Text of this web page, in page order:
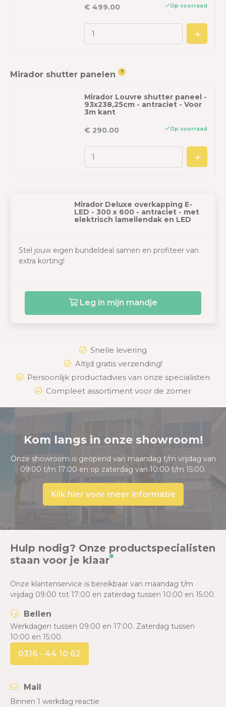
€ 499.00 Op voorraad
Mirador shutter panelen ?
Mirador Louvre shutter paneel -
93x238,25cm - antraciet - Voor
3m kant
€ 290.00
Op voorraad
Mirador Deluxe overkapping E-
LED - 300 x 600 - antraciet - met
elektrisch lamellendak en LED
Stel jouw eigen bundeldeal samen en profiteer van
extra korting!
Leg in mijn mandje
Snelle levering
Altijd gratis verzending!
Persoonlijk productadvies van onze specialisten
Compleet assortiment voor de zomer
Kom langs in onze showroom!
Onze showroom is geopend van maandag t/m vrijdag van
09:00 t/m 17:00 en op zaterdag van 10:00 t/m 15:00.
Klik hier voor meer informatie
Hulp nodig? Onze productspecialisten
staan voor je klaar
Onze klantenservice is bereikbaar van maandag t/m
vrijdag 09:00 tot 17:00 en zaterdag tussen 10:00 en 15:00.
Bellen
Werkdagen tussen 09:00 en 17:00. Zaterdag tussen
10:00 en 15:00.
0316 - 44 10 62
Mail
Binnen 1 werkdag reactie